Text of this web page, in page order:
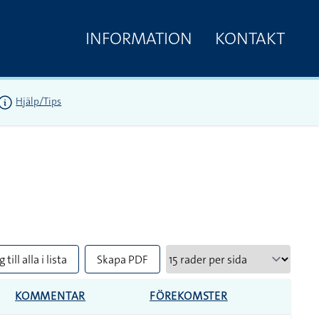
INFORMATION KONTAKT
Hjälp/Tips
till alla i lista Skapa PDF
KOMMENTAR FÖREKOMSTER